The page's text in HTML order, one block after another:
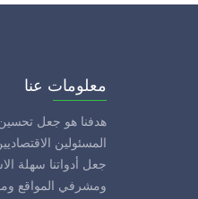
معلومات عنا
المسئولين
جعل أدواتنا سهلة
ومشرفي المواقع